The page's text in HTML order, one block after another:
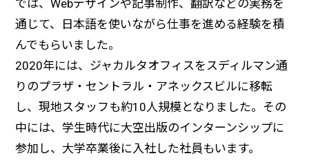
では、Webデザインや記事制作、翻訳などの実務を
通じて、日本語を使いながら仕事を進める経験を積
んでもらいました。
2020年には、ジャカルタオフィスをスディルマン通
りのプラザ・セントラル・アネックスビルに移転
し、現地スタッフも約10人規模となりました。その
中には、学生時代に大空出版のインターンシップに
参加し、大学卒業後に入社した社員もいます。